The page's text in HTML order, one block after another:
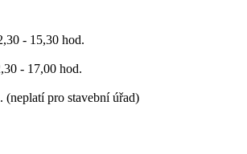
- 15,30 hod.
- 17,00 hod.
(neplatí pro stavební úřad)